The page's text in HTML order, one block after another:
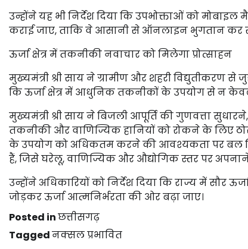
उन्होंने यह भी निर्देश दिया कि उपभोक्ताओं को
कराई जाए, ताकि वे आसानी से ऑनलाइन भुगतान कर
ऊर्जा क्षेत्र में तकनीकी नवाचार को मिलेगा प्रोत्साहन
मुख्यमंत्री श्री साय ने ग्रामीण और शहरी विद्युतीकरण
कि ऊर्जा क्षेत्र में आधुनिक तकनीकों के उपयोग से न
मुख्यमंत्री श्री साय ने बिजली आपूर्ति की गुणवत्ता
तकनीकी और वाणिज्यिक हानियों को रोकने के लिए
के उपयोग को अधिकतम करने की आवश्यकता पर बल
हैं, जिसे घरेलू, वाणिज्यिक और औद्योगिक स्तर पर
उन्होंने अधिकारियों को निर्देश दिया कि राज्य में सौर
जोड़कर ऊर्जा आत्मनिर्भरता की ओर बढ़ा जाए।
Posted inछत्तीसगढ़
Taggedनक्सल प्रभावित